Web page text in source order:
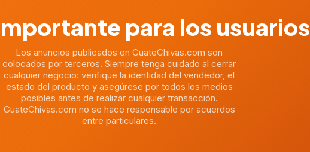
para los usuarios
Los anuncios publicados en GuateChivas.com son
colocados por terceros. Siempre tenga cuidado al cerrar
cualquier negocio: verifique la identidad del vendedor, el
estado del producto y asegúrese por todos los medios
posibles antes de realizar cualquier transacción.
GuateChivas.com no se hace responsable por acuerdos
entre particulares.